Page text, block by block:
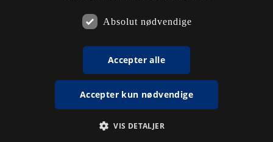
Absolut nødvendige
Accepter alle
Accepter kun nødvendige
VIS DETALJER